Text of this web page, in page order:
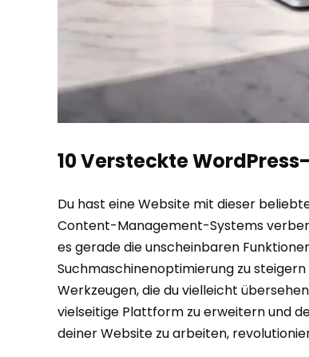
10 Versteckte
Du hast eine Website mit dieser
Content-Management-Systems
es gerade die unscheinbaren
Suchmaschinenoptimierung zu
Werkzeugen, die du vielleicht
vielseitige Plattform zu erweitern und
deiner Website zu arbeiten,